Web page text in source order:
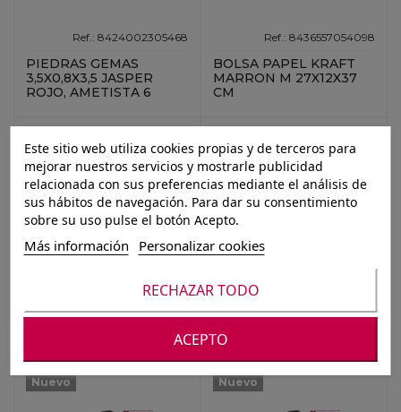
Ref.: 8424002305468
PIEDRAS GEMAS
3,5X0,8X3,5 JASPER
ROJO, AMETISTA 6
Ref.: 8436557054098
BOLSA PAPEL KRAFT
MARRON M 27X12X37
CM
Ref.: 8430173345561
MALETA TROLLEY ABS
MALETA TROLLEY ABS
20'' SMART KHAKI
Nuevo Nuevo
Este sitio web utiliza cookies propias y de terceros para
mejorar nuestros servicios y mostrarle publicidad
relacionada con sus preferencias mediante el análisis de
sus hábitos de navegación. Para dar su consentimiento
sobre su uso pulse el botón Acepto.
Más información Personalizar cookies
RECHAZAR TODO
ACEPTO